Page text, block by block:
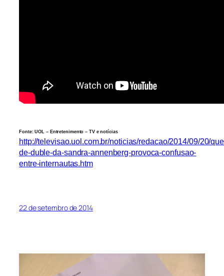
Fonte: UOL – Entretenimento – TV e notícias
http://televisao.uol.com.br/noticias/redacao/2014/09/20/
de-duble-da-sandra-annenberg-provoca-confusao-
entre-internautas.htm
22 de setembro de 2014